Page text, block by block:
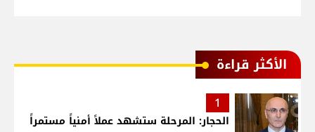
الأكثر قراءة
1
الحجار: المرحلة ستشهد عملاً أمنياً مستمراً